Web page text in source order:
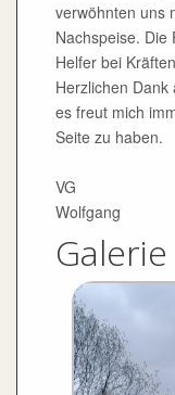
verwöhnten uns
Nachspeise. Die
Helfer bei
Herzlichen Dank
es freut mich
Seite zu haben.
VG
Wolfgang
Galerie